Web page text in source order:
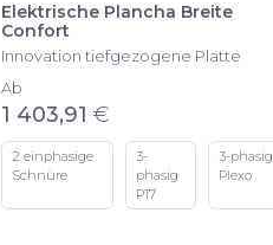
Elektrische Plancha Breite
Confort
Innovation tiefgezogene Platte
Ab
1 403,91 €
2 einphasige
Schnüre
3-
phasig
P17
3-phasig
Plexo